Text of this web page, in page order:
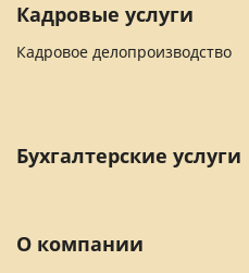
Кадровые услуги
Кадровое делопроизводство
Бухгалтерские услуги
О компании